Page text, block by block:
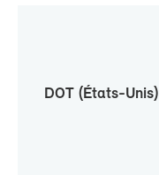
DOT (États-​Unis)